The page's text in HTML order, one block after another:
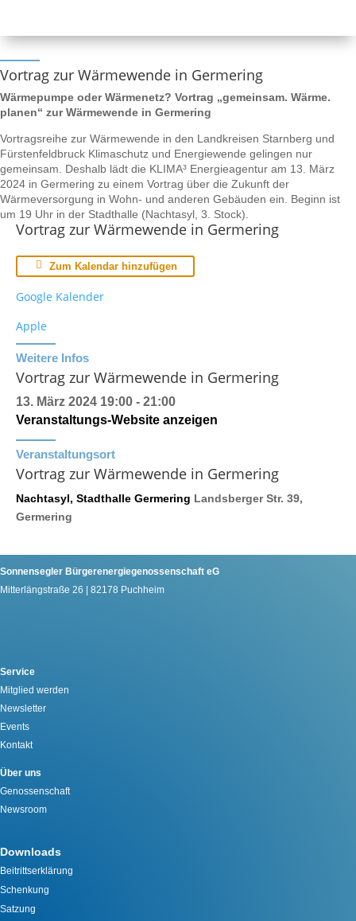
Vortrag zur Wärmewende in Germering
Wärmepumpe oder Wärmenetz? Vortrag „gemeinsam. Wärme.
planen“ zur Wärmewende in Germering
Vortragsreihe zur Wärmewende in den Landkreisen Starnberg und
Fürstenfeldbruck Klimaschutz und Energiewende gelingen nur
gemeinsam. Deshalb lädt die KLIMA³ Energieagentur am 13. März
2024 in Germering zu einem Vortrag über die Zukunft der
Wärmeversorgung in Wohn- und anderen Gebäuden ein. Beginn ist
um 19 Uhr in der Stadthalle (Nachtasyl, 3. Stock).
Vortrag zur Wärmewende in Germering
Zum Kalendar hinzufügen
Google Kalender
Apple
Weitere Infos
Vortrag zur Wärmewende in Germering
13. März 2024 19:00 - 21:00
Veranstaltungs-Website anzeigen
Veranstaltungsort
Vortrag zur Wärmewende in Germering
Nachtasyl, Stadthalle Germering Landsberger Str. 39,
Germering
Sonnensegler Bürgerenergiegenossenschaft eG
Mitterlängstraße 26 | 82178 Puchheim
Service
Mitglied werden
Newsletter
Events
Kontakt
Über uns
Genossenschaft
Newsroom
Downloads
Beitrittserklärung
Schenkung
Satzung